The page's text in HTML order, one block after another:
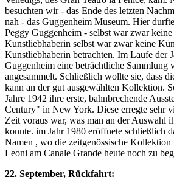
besuchten wir - das Ende des letzten
nah - das Guggenheim Museum. Hier
Peggy Guggenheim - selbst war zwar
Kunstliebhaberin selbst war zwar keine
Kunstliebhaberin betrachten. Im Laufe der
Guggenheim eine beträchtliche Sammlung
angesammelt. Schließlich wollte sie, dass
kann an der gut ausgewählten Kollektion.
Jahre 1942 ihre erste, bahnbrechende
Century" in New York. Diese erregte sehr
Zeit voraus war, was man an der Auswahl
konnte. im Jahr 1980 eröffnete schließlich
Namen , wo die zeitgenössische Kollektion
Leoni am Canale Grande heute noch zu
22. September, Rückfahrt: